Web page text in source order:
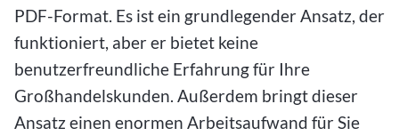
PDF-Format. Es ist ein grundlegender Ansatz, der
funktioniert, aber er bietet keine
benutzerfreundliche Erfahrung für Ihre
Großhandelskunden. Außerdem bringt dieser
Ansatz einen enormen Arbeitsaufwand für Sie